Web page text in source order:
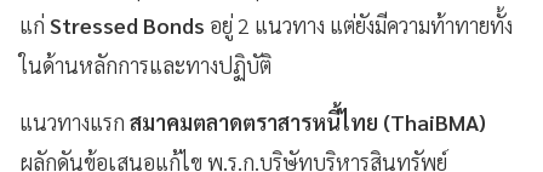
แก่ Stressed Bonds อยู่ 2 แนวทาง แต่ยังมีความท้าทายทั้ง
ในด้านหลักการและทางปฏิบัติ
แนวทางแรก สมาคมตลาดตราสารหนี้ไทย (ThaiBMA)
ผลักดันข้อเสนอแก้ไข พ.ร.ก.บริษัทบริหารสินทรัพย์